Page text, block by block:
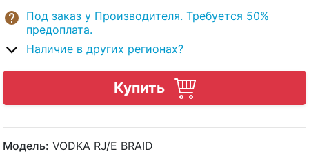
Под заказ у Производителя. Требуется 50%
предоплата.
Наличие в других регионах?
Купить
Модель: VODKA RJ/E BRAID